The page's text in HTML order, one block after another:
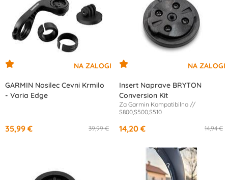
GARMIN Nosilec Cevni Krmilo
- Varia Edge
39,99 €
35,99 €
Insert Naprave BRYTON
Conversion Kit
Za Garmin Kompatibilno //
S800,S500,S510
14,94 €
14,20 €